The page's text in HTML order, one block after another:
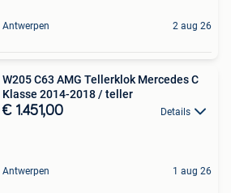
Antwerpen 2 aug 26
W205 C63 AMG Tellerklok Mercedes C
Klasse 2014-2018 / teller
€ 1.451,00 Details
Antwerpen 1 aug 26